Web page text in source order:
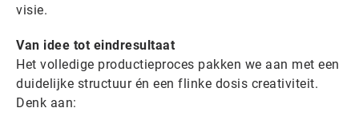
visie.
Van idee tot eindresultaat
Het volledige productieproces pakken we aan met een
duidelijke structuur én een flinke dosis creativiteit.
Denk aan: